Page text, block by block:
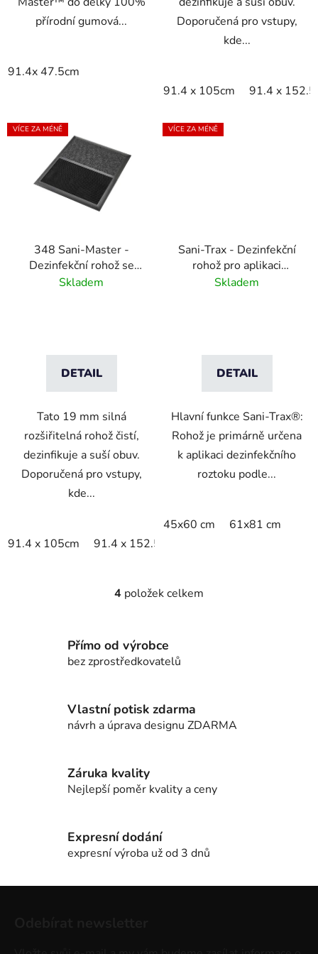
přírodní gumová...
91.4x 47.5cm
Doporučená pro vstupy,
kde...
91.4 x 105cm 91.4 x
VÍCE ZA MÉNĚ
348 Sani-Master -
Dezinfekční rohož se
sušicí zónou -
Skladem
DETAIL
Tato 19 mm silná
rozšiřitelná rohož čistí,
dezinfikuje a suší obuv.
Doporučená pro vstupy,
kde...
91.4 x 105cm 91.4 x 152.5cm
VÍCE ZA MÉNĚ
Sani-Trax - Dezinfekční
rohož pro aplikaci
dezinfekčního roztoku
Skladem
DETAIL
Hlavní funkce Sani-Trax®:
Rohož je primárně určena
k aplikaci dezinfekčního
roztoku podle...
45x60 cm 61x81 cm
O
á
d
í
p
y
p
i
u
4 položek celkem
Přímo od výrobce
bez zprostředkovatelů
Vlastní potisk zdarma
návrh a úprava designu ZDARMA
Záruka kvality
Nejlepší poměr kvality a ceny
Expresní dodání
expresní výroba už od 3 dnů